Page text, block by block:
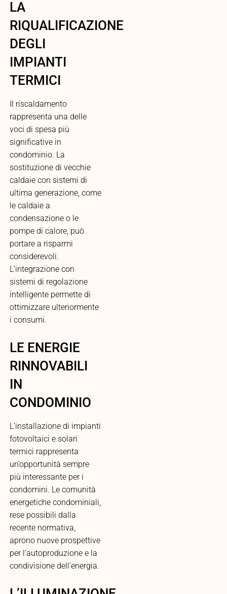
LA
RIQUALIFICAZIONE
DEGLI
IMPIANTI
TERMICI
Il riscaldamento
rappresenta una delle
voci di spesa più
significative in
condominio. La
sostituzione di vecchie
caldaie con sistemi di
ultima generazione, come
le caldaie a
condensazione o le
pompe di calore, può
portare a risparmi
considerevoli.
L’integrazione con
sistemi di regolazione
intelligente permette di
ottimizzare ulteriormente
i consumi.
LE ENERGIE
RINNOVABILI
IN
CONDOMINIO
L’installazione di impianti
fotovoltaici e solari
termici rappresenta
un’opportunità sempre
più interessante per i
condomini. Le comunità
energetiche condominiali,
rese possibili dalla
recente normativa,
aprono nuove prospettive
per l’autoproduzione e la
condivisione dell’energia.